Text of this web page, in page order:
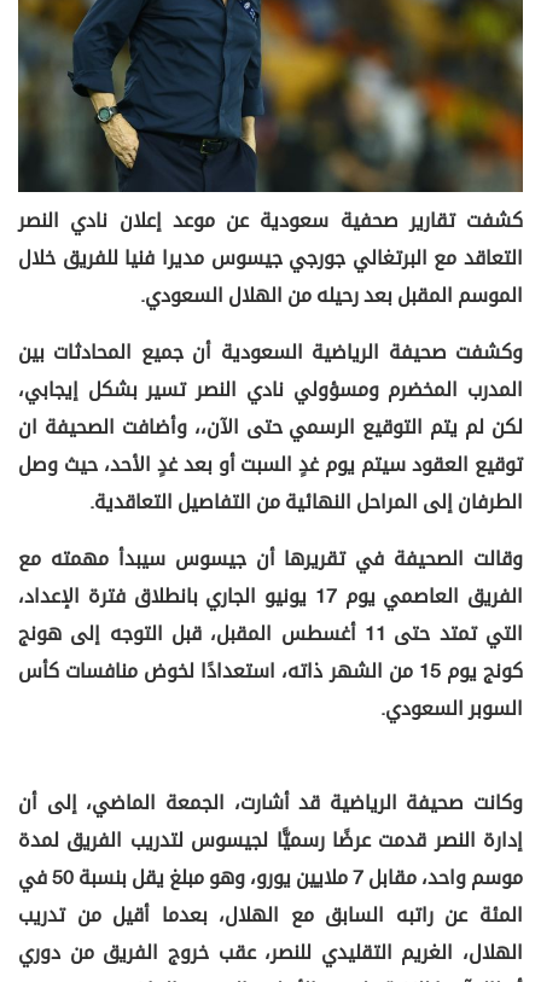
كشفت تقارير صحفية سعودية عن موعد إعلان نادي النصر
التعاقد مع البرتغالي جورجي جيسوس مديرا فنيا للفريق خلال
الموسم المقبل بعد رحيله من الهلال السعودي.
وكشفت صحيفة الرياضية السعودية أن جميع المحادثات بين
المدرب المخضرم ومسؤولي نادي النصر تسير بشكل إيجابي،
لكن لم يتم التوقيع الرسمي حتى الآن،، وأضافت الصحيفة ان
توقيع العقود سيتم يوم غدٍ السبت أو بعد غدٍ الأحد، حيث وصل
الطرفان إلى المراحل النهائية من التفاصيل التعاقدية.
وقالت الصحيفة في تقريرها أن جيسوس سيبدأ مهمته مع
الفريق العاصمي يوم 17 يونيو الجاري بانطلاق فترة الإعداد،
التي تمتد حتى 11 أغسطس المقبل، قبل التوجه إلى هونج
كونج يوم 15 من الشهر ذاته، استعدادًا لخوض منافسات كأس
السوبر السعودي.
وكانت صحيفة الرياضية قد أشارت، الجمعة الماضي، إلى أن
إدارة النصر قدمت عرضًا رسميًّا لجيسوس لتدريب الفريق لمدة
موسم واحد، مقابل 7 ملايين يورو، وهو مبلغ يقل بنسبة 50 في
المئة عن راتبه السابق مع الهلال، بعدما أقيل من تدريب
الهلال، الغريم التقليدي للنصر، عقب خروج الفريق من دوري